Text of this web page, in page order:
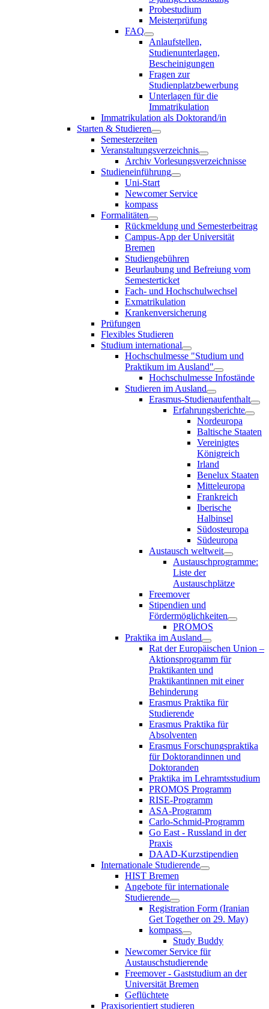
Probestudium
Meisterprüfung
FAQ
Anlaufstellen,
Studienunterlagen,
Bescheinigungen
Fragen zur
Studienplatzbewerbung
Unterlagen für die
Immatrikulation
Immatrikulation als Doktorand/in
Starten & Studieren
Semesterzeiten
Veranstaltungsverzeichnis
Archiv Vorlesungsverzeichnisse
Studieneinführung
Uni-Start
Newcomer Service
kompass
Formalitäten
Rückmeldung und Semesterbeitrag
Campus-App der Universität
Bremen
Studiengebühren
Beurlaubung und Befreiung vom
Semesterticket
Fach- und Hochschulwechsel
Exmatrikulation
Krankenversicherung
Prüfungen
Flexibles Studieren
Studium international
Hochschulmesse "Studium und
Praktikum im Ausland"
Hochschulmesse Infostände
Studieren im Ausland
Erasmus-Studienaufenthalt
Erfahrungsberichte
Nordeuropa
Baltische Staaten
Vereinigtes
Königreich
Irland
Benelux Staaten
Mitteleuropa
Frankreich
Iberische
Halbinsel
Südosteuropa
Südeuropa
Austausch weltweit
Austauschprogramme:
Liste der
Austauschplätze
Freemover
Stipendien und
Fördermöglichkeiten
PROMOS
Praktika im Ausland
Rat der Europäischen Union –
Aktionsprogramm für
Praktikanten und
Praktikantinnen mit einer
Behinderung
Erasmus Praktika für
Studierende
Erasmus Praktika für
Absolventen
Erasmus Forschungspraktika
für Doktorandinnen und
Doktoranden
Praktika im Lehramtsstudium
PROMOS Programm
RISE-Programm
ASA-Programm
Carlo-Schmid-Programm
Go East - Russland in der
Praxis
DAAD-Kurzstipendien
Internationale Studierende
HIST Bremen
Angebote für internationale
Studierende
Registration Form (Iranian
Get Together on 29. May)
kompass
Study Buddy
Newcomer Service für
Austauschstudierende
Freemover - Gaststudium an der
Universität Bremen
Geflüchtete
Praxisorientiert studieren